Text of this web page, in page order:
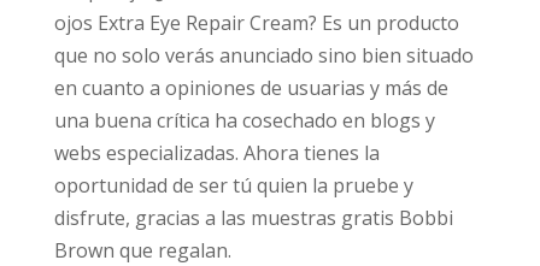
ojos Extra Eye Repair Cream? Es un producto
que no solo verás anunciado sino bien situado
en cuanto a opiniones de usuarias y más de
una buena crítica ha cosechado en blogs y
webs especializadas. Ahora tienes la
oportunidad de ser tú quien la pruebe y
disfrute, gracias a las muestras gratis Bobbi
Brown que regalan.